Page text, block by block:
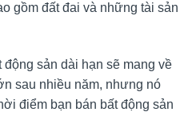
gồm đất đai và những tài sản
sản dài hạn sẽ mang về
sau nhiều năm, nhưng nó
điểm bạn bán bất động sản